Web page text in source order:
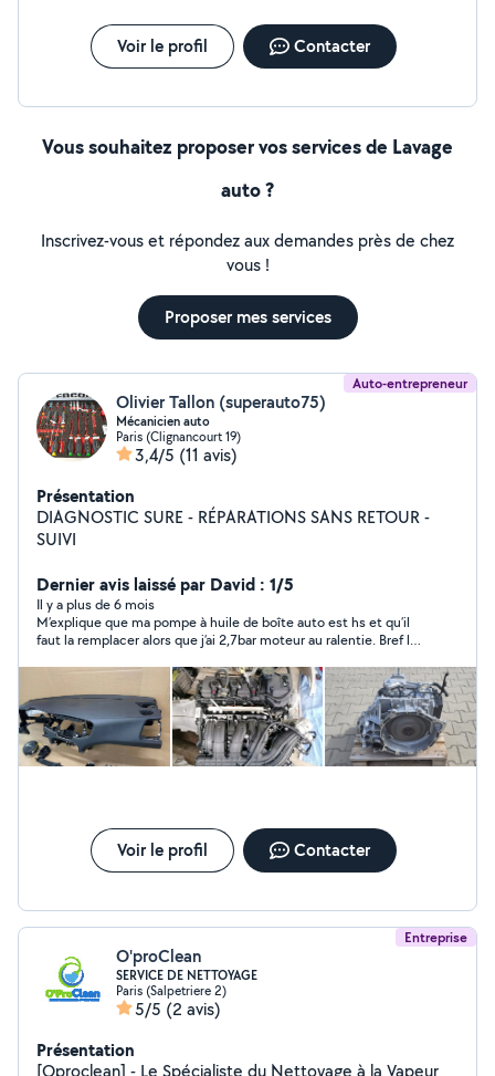
Voir le profil Contacter
Vous souhaitez proposer vos services de Lavage
auto ?
Inscrivez-vous et répondez aux demandes près de chez
vous !
Proposer mes services
Auto-entrepreneur
Olivier Tallon (superauto75)
Mécanicien auto
Paris (Clignancourt 19)
3,4/5 (11 avis)
Présentation
DIAGNOSTIC SURE - RÉPARATIONS SANS RETOUR -
SUIVI
Dernier avis laissé par David : 1/5
Il y a plus de 6 mois
M’explique que ma pompe à huile de boîte auto est hs et qu’il
faut la remplacer alors que j’ai 2,7bar moteur au ralentie. Bref la
Pas bon le diagnostic
Voir le profil Contacter
Entreprise
O'proClean
SERVICE DE NETTOYAGE
Paris (Salpetriere 2)
5/5 (2 avis)
Présentation
[Oproclean] - Le Spécialiste du Nettoyage à la Vapeur